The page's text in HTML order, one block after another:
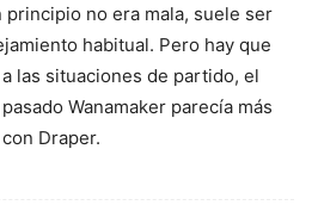
principio no era mala, suele ser
habitual. Pero hay que
las situaciones de partido, el
Wanamaker parecía más
Draper.